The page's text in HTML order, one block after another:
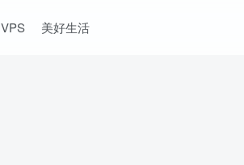
VPS 美好生活